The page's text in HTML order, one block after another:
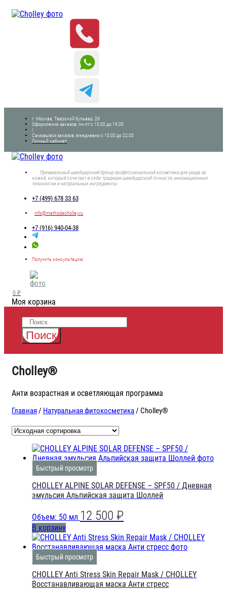
г. Москва, Тверской бульвар, 26
Оформление заказов: пн-пт с 10.00 до 19.00
|
Самовывоз заказов: ежедневно с 10.00 до 22.00
Личный кабинет
Премиальный швейцарский бренд профессиональной косметики для ухода за
кожей, который сочетает в себе традиции швейцарской точности, инновационные
технологии и натуральные ингредиенты.
+7 (499) 678 33 63
info@methodecholley.ru
+7 (916) 940-04-38
Получить консультацию
0 ₽
Моя корзина
Поиск
Cholley®
Анти возрастная и осветляющая программа
Главная/ Натуральная фитокосметика/ Cholley®
Быстрый просмотр
CHOLLEY ALPINE SOLAR DEFENSE – SPF50 / Дневная
эмульсия Альпийская защита Шоллей
Объем: 50 мл 12 500 ₽
В корзину
Быстрый просмотр
CHOLLEY Anti Stress Skin Repair Mask / CHOLLEY
Восстанавливающая маска Анти стресс